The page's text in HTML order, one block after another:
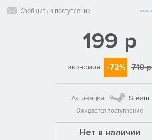
Сообщить о поступлении
199 р
экономия -72% 710 р
Активация:
Steam
Ожидается поступление
Нет в наличии